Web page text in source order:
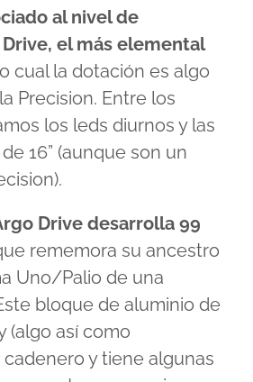
al nivel de
el más elemental
cual la dotación es algo
Precision. Entre los
los leds diurnos y las
16” (aunque son un
Drive desarrolla 99
rememora su ancestro
Uno/Palio de una
bloque de aluminio de
(algo así como
cadenero y tiene algunas